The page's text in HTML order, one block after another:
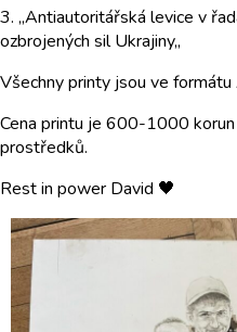
3. ,,Antiautoritářská levice v
ozbrojených sil Ukrajiny,,
Všechny printy jsou ve formátu
Cena printu je 600-1000
prostředků.
Rest in power David 🖤